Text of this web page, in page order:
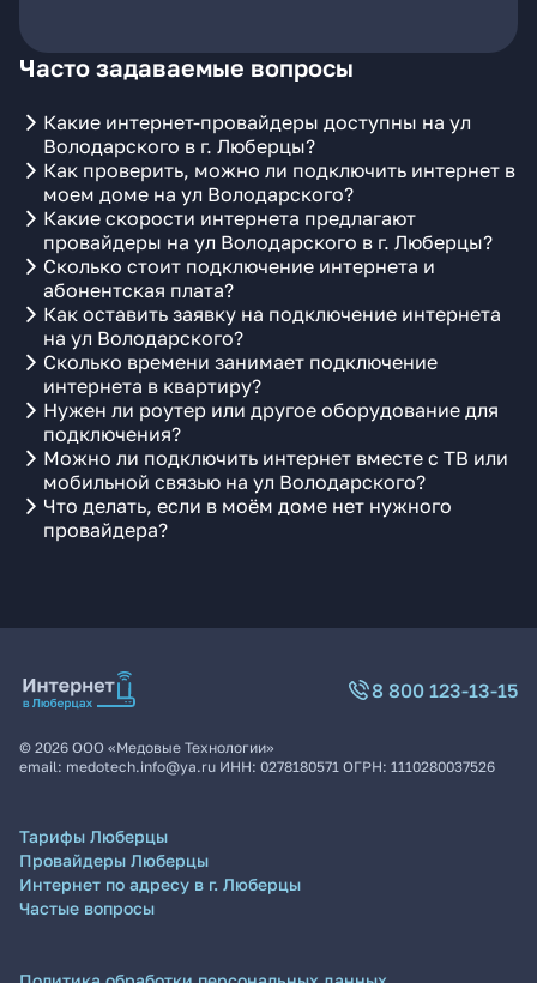
Часто задаваемые вопросы
Какие интернет-провайдеры доступны на ул
Володарского в г. Люберцы?
Как проверить, можно ли подключить интернет в
моем доме на ул Володарского?
Какие скорости интернета предлагают
провайдеры на ул Володарского в г. Люберцы?
Сколько стоит подключение интернета и
абонентская плата?
Как оставить заявку на подключение интернета
на ул Володарского?
Сколько времени занимает подключение
интернета в квартиру?
Нужен ли роутер или другое оборудование для
подключения?
Можно ли подключить интернет вместе с ТВ или
мобильной связью на ул Володарского?
Что делать, если в моём доме нет нужного
провайдера?
8 800 123-13-15
© 2026 ООО «Медовые Технологии»
email: medotech.info@ya.ru ИНН: 0278180571 ОГРН: 1110280037526
Тарифы Люберцы
Провайдеры Люберцы
Интернет по адресу в г. Люберцы
Частые вопросы